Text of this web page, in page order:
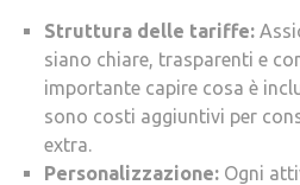
Struttura delle tariffe:
siano chiare, trasparenti e
importante capire cosa è
sono costi aggiuntivi per
extra.
Personalizzazione: Ogni